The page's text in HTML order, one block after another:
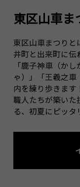
東区山車
東区山車まつりと
井町と出来町に伝
「鹿子神車（か
ゃ）」「王羲之
内を練り歩きます
職人たちが築いた
る、初夏にピッタ